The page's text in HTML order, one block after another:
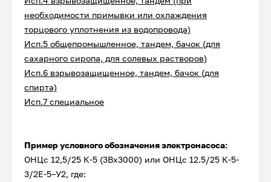
необходимости примывки или охлаждения
торцового уплотнения из водопровода)
Исп.5 общепромышленное, тандем, бачок (для
сахарного сиропа, для солевых растворов)
Исп.6 взрывозащищенное, тандем, бачок (для
спирта)
Исп.7 специальное
Пример условного обозначения электронасоса:
ОНЦс 12,5/25 К-5 (3Вх3000) или ОНЦс 12.5/25 К-5-
3/2Е-5–У2, где: